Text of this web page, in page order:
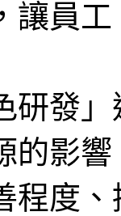
讓員
研發
的影
程度